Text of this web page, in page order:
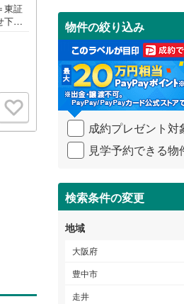
東証
下さ
着
1
お
案内
＝＝
受
け
取
る
・
条
件
を
イ
ペ
ジ
に
保
存
す
る
物件の絞り込み
成約プレゼント対
見学予約できる物
検索条件の変更
地域
大阪府
豊中市
走井
泉佐野市(1)
河内長野市(50)
和泉市(12)
羽曳野市(67)
高石市(5)
泉南市( 11)
大阪狭山市(18)
豊能郡豊能町(24)
南河内郡太子町
南海汐見橋線(0)
大阪モノレール線(
水間鉄道(0)